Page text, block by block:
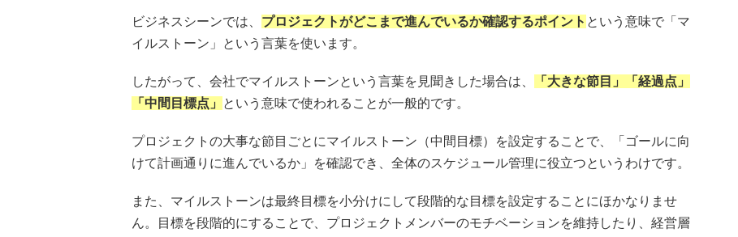
ビジネスシーンでは、 プロジェクトがどこまで進んでいるか確認するポイント という意味で「マ
イルストーン」という言葉を使います。
したがって、会社でマイルストーンという言葉を見聞きした場合は、
「大きな節目」「経過点」
「中間目標点」
という意味で使われることが一般的です。
プロジェクトの大事な節目ごとにマイルストーン（中間目標）を設定することで、「ゴールに向
けて計画通りに進んでいるか」を確認でき、全体のスケジュール管理に役立つというわけです。
また、マイルストーンは最終目標を小分けにして段階的な目標を設定することにほかなりませ
ん。目標を段階的にすることで、プロジェクトメンバーのモチベーションを維持したり、経営層